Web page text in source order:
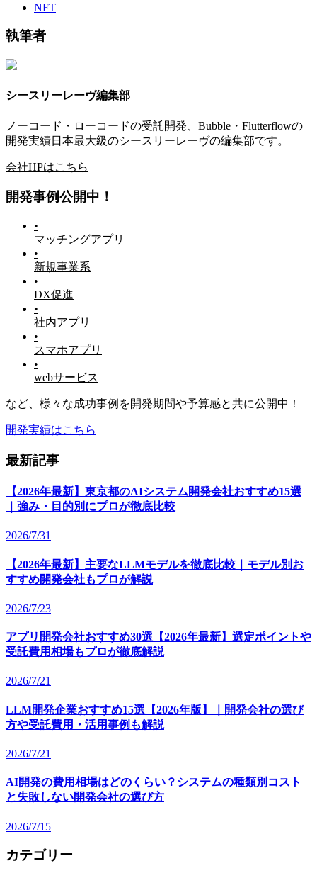
NFT
執筆者
シースリーレーヴ編集部
ノーコード・ローコードの受託開発、Bubble・Flutterflowの
開発実績日本最大級のシースリーレーヴの編集部です。
会社HPはこちら
開発事例公開中！
•
マッチングアプリ
•
新規事業系
•
DX促進
•
社内アプリ
•
スマホアプリ
•
webサービス
など、様々な成功事例を開発期間や予算感と共に公開中！
開発実績はこちら
最新記事
【2026年最新】東京都のAIシステム開発会社おすすめ15選
｜強み・目的別にプロが徹底比較
2026/7/31
【2026年最新】主要なLLMモデルを徹底比較｜モデル別お
すすめ開発会社もプロが解説
2026/7/23
アプリ開発会社おすすめ30選【2026年最新】選定ポイントや
受託費用相場もプロが徹底解説
2026/7/21
LLM開発企業おすすめ15選【2026年版】｜開発会社の選び
方や受託費用・活用事例も解説
2026/7/21
AI開発の費用相場はどのくらい？システムの種類別コスト
と失敗しない開発会社の選び方
2026/7/15
カテゴリー